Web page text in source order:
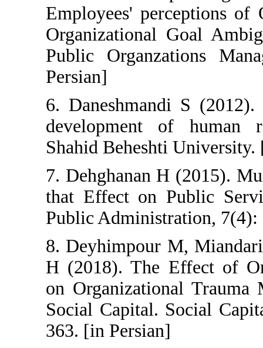
Employees'
Organizational
Public
6.
development
Shahid
7. Dehghanan
that Effect on
Public
8. Deyhimpour
H (2018). The
on
Social Capital.
363. [in Persian]